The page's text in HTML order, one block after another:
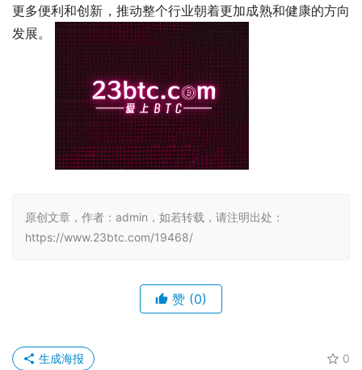
更多便利和创新，推动整个行业朝着更加成熟和健康的方向
发展。
原创文章，作者：admin，如若转载，请注明出处：
https://www.23btc.com/19468/
赞 (0)
0
生成海报